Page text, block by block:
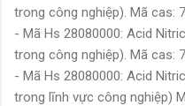
trong công nghiệp). Mã cas:
- Mã Hs 28080000: Acid
trong công nghiệp). Mã cas:
- Mã Hs 28080000: Acid
trong lĩnh vực công nghiệp)